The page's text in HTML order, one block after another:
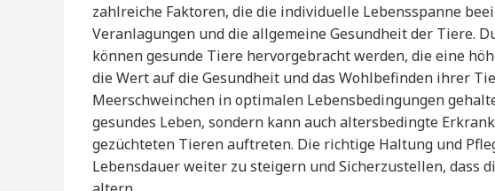
zahlreiche Faktoren, die die individuelle Lebensspanne
Veranlagungen und die allgemeine Gesundheit der Tiere.
können gesunde Tiere hervorgebracht werden, die eine
die Wert auf die Gesundheit und das Wohlbefinden ihrer
Meerschweinchen in optimalen Lebensbedingungen
gesundes Leben, sondern kann auch altersbedingte
gezüchteten Tieren auftreten. Die richtige Haltung und
Lebensdauer weiter zu steigern und Sicherzustellen, dass